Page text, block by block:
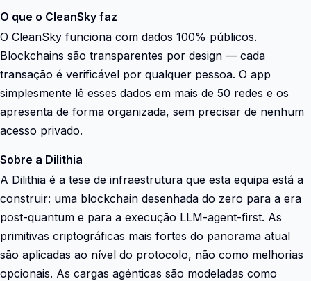
O que o CleanSky faz
O CleanSky funciona com dados 100% públicos.
Blockchains são transparentes por design — cada
transação é verificável por qualquer pessoa. O app
simplesmente lê esses dados em mais de 50 redes e os
apresenta de forma organizada, sem precisar de nenhum
acesso privado.
Sobre a Dilithia
A Dilithia é a tese de infraestrutura que esta equipa está a
construir: uma blockchain desenhada do zero para a era
post-quantum e para a execução LLM-agent-first. As
primitivas criptográficas mais fortes do panorama atual
são aplicadas ao nível do protocolo, não como melhorias
opcionais. As cargas agénticas são modeladas como